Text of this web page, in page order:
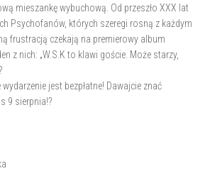
mieszankę wybuchową. Od przeszło XXX lat
Psychofanów, których szeregi rosną z każdym
frustracją czekają na premierowy album
z nich: „W.S.K to klawi goście. Może starzy,
jest bezpłatne! Dawajcie znać
9 sierpnia!?